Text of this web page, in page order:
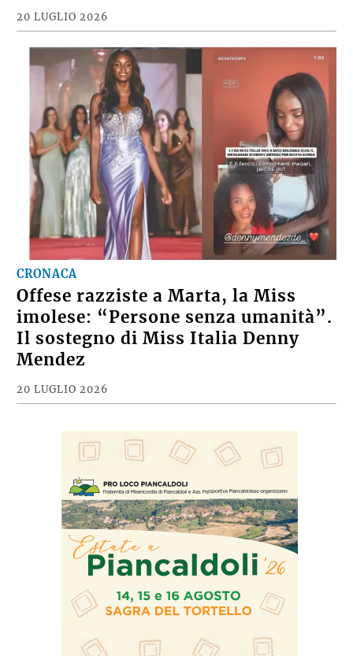
20 LUGLIO 2026
CRONACA
Offese razziste a Marta, la Miss
imolese: “Persone senza umanità”.
Il sostegno di Miss Italia Denny
Mendez
20 LUGLIO 2026